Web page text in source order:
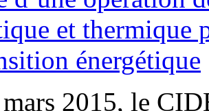
2015, le